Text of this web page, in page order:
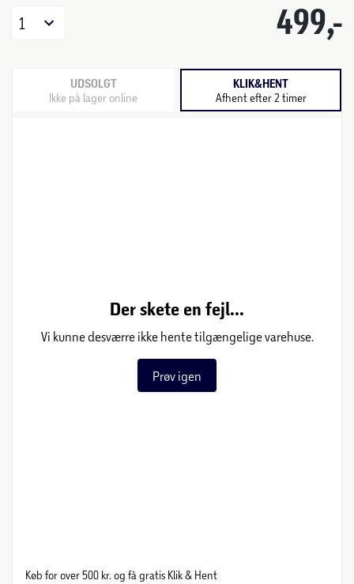
499,-
1
UDSOLGT
Ikke på lager online
KLIK&HENT
Afhent efter 2 timer
Der skete en fejl...
Vi kunne desværre ikke hente tilgængelige varehuse.
Prøv igen
Køb for over 500 kr. og få gratis Klik & Hent